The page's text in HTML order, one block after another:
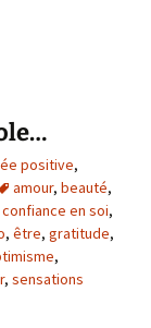
positive,
amour, beauté,
confiance en soi,
, être, gratitude,
,
, sensations